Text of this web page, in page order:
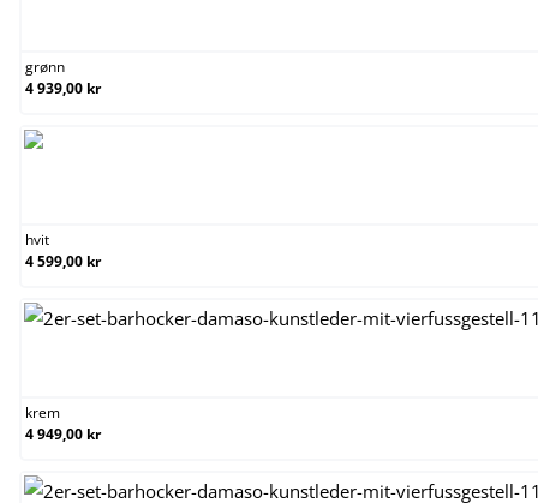
grønn
4 939,00 kr
hvit
4 599,00 kr
krem
4 949,00 kr